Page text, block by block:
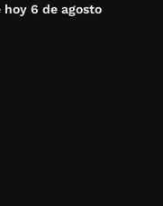
hoy 6 de agosto